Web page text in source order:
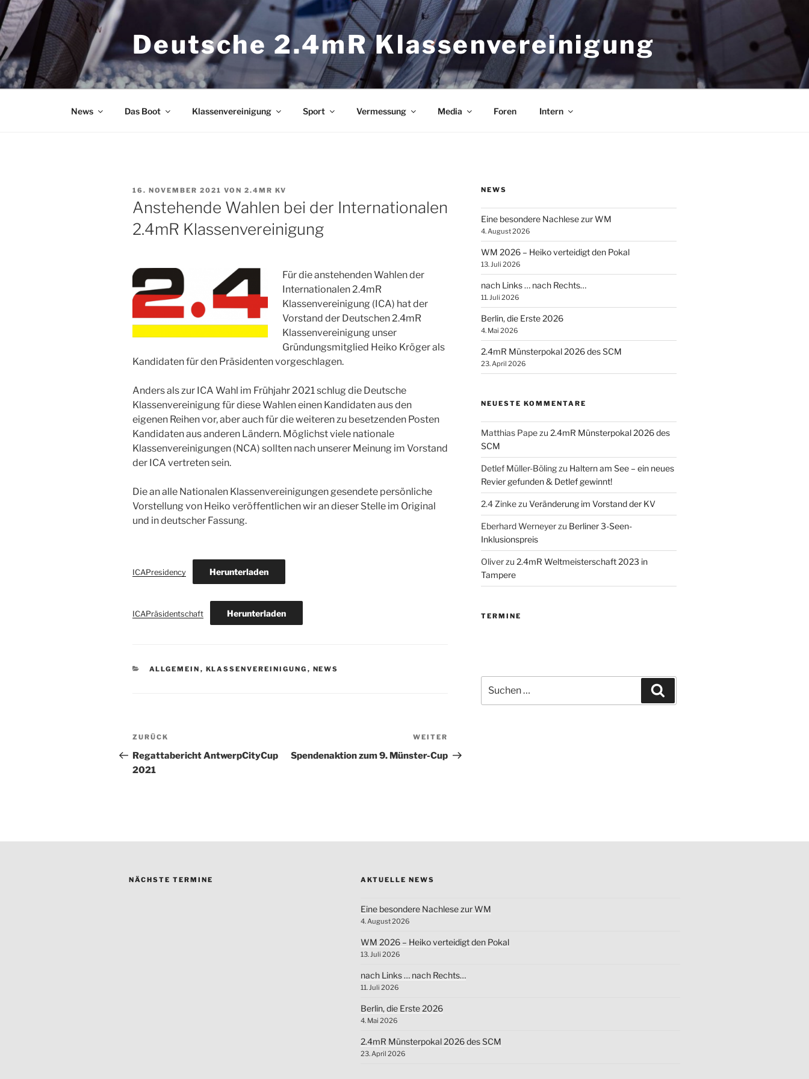
Zum
Inhalt
springen
Deutsche 2.4mR Klassenvereinigung
News Das Boot Klassenvereinigung Sport Vermessung Media Foren Intern
VERÖFFENTLICHT
AM
16. NOVEMBER 2021 VON 2.4MR KV
Anstehende Wahlen bei der Internationalen
2.4mR Klassenvereinigung
Für die anstehenden Wahlen der
Internationalen 2.4mR
Klassenvereinigung (ICA) hat der
Vorstand der Deutschen 2.4mR
Klassenvereinigung unser
Gründungsmitglied Heiko Kröger als
Kandidaten für den Präsidenten vorgeschlagen.
Anders als zur ICA Wahl im Frühjahr 2021 schlug die Deutsche
Klassenvereinigung für diese Wahlen einen Kandidaten aus den
eigenen Reihen vor, aber auch für die weiteren zu besetzenden Posten
Kandidaten aus anderen Ländern. Möglichst viele nationale
Klassenvereinigungen (NCA) sollten nach unserer Meinung im Vorstand
der ICA vertreten sein.
Die an alle Nationalen Klassenvereinigungen gesendete persönliche
Vorstellung von Heiko veröffentlichen wir an dieser Stelle im Original
und in deutscher Fassung.
ICAPresidency Herunterladen
ICAPräsidentschaft Herunterladen
KATEGORIEN
ALLGEMEIN , KLASSENVEREINIGUNG , NEWS
Beitragsnavigation
Vorheriger
Beitrag
ZURÜCK
Regattabericht AntwerpCityCup
2021
Beitrag
WEITER
Spendenaktion zum 9. Münster-Cup
NEWS
Eine besondere Nachlese zur WM
4. August 2026
WM 2026 – Heiko verteidigt den Pokal
13. Juli 2026
nach Links … nach Rechts…
11. Juli 2026
Berlin, die Erste 2026
4. Mai 2026
2.4mR Münsterpokal 2026 des SCM
23. April 2026
NEUESTE KOMMENTARE
Matthias Papezu 2.4mR Münsterpokal 2026 des
SCM
Detlef Müller-Bölingzu Haltern am See – ein neues
Revier gefunden & Detlef gewinnt!
2.4 Zinkezu Veränderung im Vorstand der KV
Eberhard Werneyerzu Berliner 3-Seen-
Inklusionspreis
Oliverzu 2.4mR Weltmeisterschaft 2023 in
Tampere
TERMINE
nach:
NÄCHSTE TERMINE AKTUELLE NEWS
Eine besondere Nachlese zur WM
4. August 2026
WM 2026 – Heiko verteidigt den Pokal
13. Juli 2026
nach Links … nach Rechts…
11. Juli 2026
Berlin, die Erste 2026
4. Mai 2026
2.4mR Münsterpokal 2026 des SCM
23. April 2026